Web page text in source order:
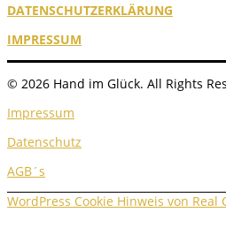
DATENSCHUTZERKLÄRUNG
IMPRESSUM
© 2026 Hand im Glück. All Rights
Impressum
Datenschutz
AGB´s
WordPress Cookie Hinweis von Real